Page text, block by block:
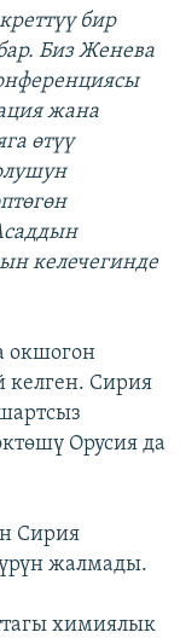
бир
Биз Женева
жана
өтүү
келечегинде
окшогон
келген. Сирия
Орусия да
Сирия
жалмады.
химиялык